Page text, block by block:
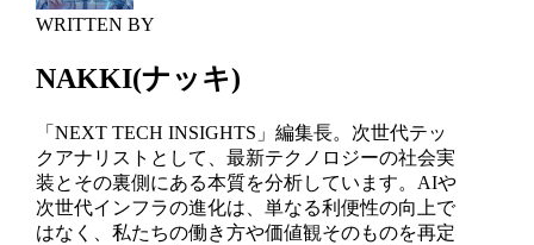
WRITTEN BY
NAKKI(ナッキ)
「NEXT TECH INSIGHTS」編集長。次世代テッ
クアナリストとして、最新テクノロジーの社会実
装とその裏側にある本質を分析しています。AIや
次世代インフラの進化は、単なる利便性の向上で
はなく、私たちの働き方や価値観そのものを再定